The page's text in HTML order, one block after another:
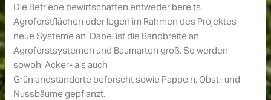
Die Betriebe bewirtschaften entweder bereits
Agroforstflächen oder legen im Rahmen des Projektes
neue Systeme an. Dabei ist die Bandbreite an
Agroforstsystemen und Baumarten groß. So werden
sowohl Acker- als auch
Grünlandstandorte beforscht sowie Pappeln, Obst- und
Nussbäume gepflanzt.